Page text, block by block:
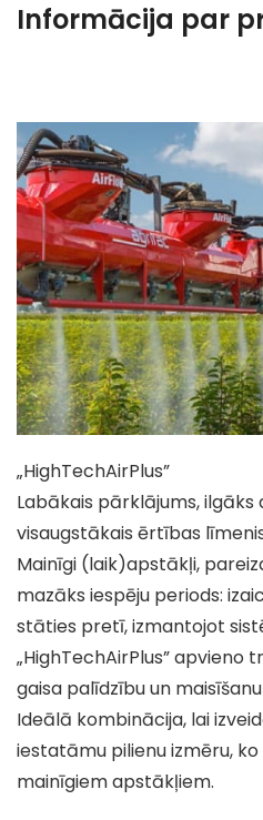
Informācija par
„HighTechAirPlus”
Labākais pārklājums, ilgāks
visaugstākais ērtības
Mainīgi (laik)apstākļi,
mazāks iespēju periods:
stāties pretī, izmantojot
„HighTechAirPlus” apvieno
gaisa palīdzību un
Ideālā kombinācija, lai
iestatāmu pilienu izmēru,
mainīgiem apstākļiem.